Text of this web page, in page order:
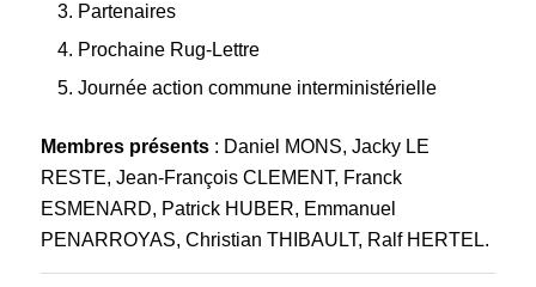
Partenaires
Prochaine Rug‐Lettre
Journée action commune interministérielle
Membres présents: Daniel MONS, Jacky LE
RESTE, Jean‐François CLEMENT, Franck
ESMENARD, Patrick HUBER, Emmanuel
PENARROYAS, Christian THIBAULT, Ralf HERTEL.